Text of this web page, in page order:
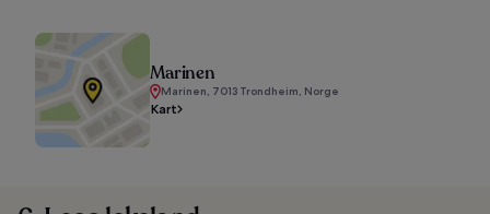
Marinen
Marinen, 7013 Trondheim, Norge
Kart